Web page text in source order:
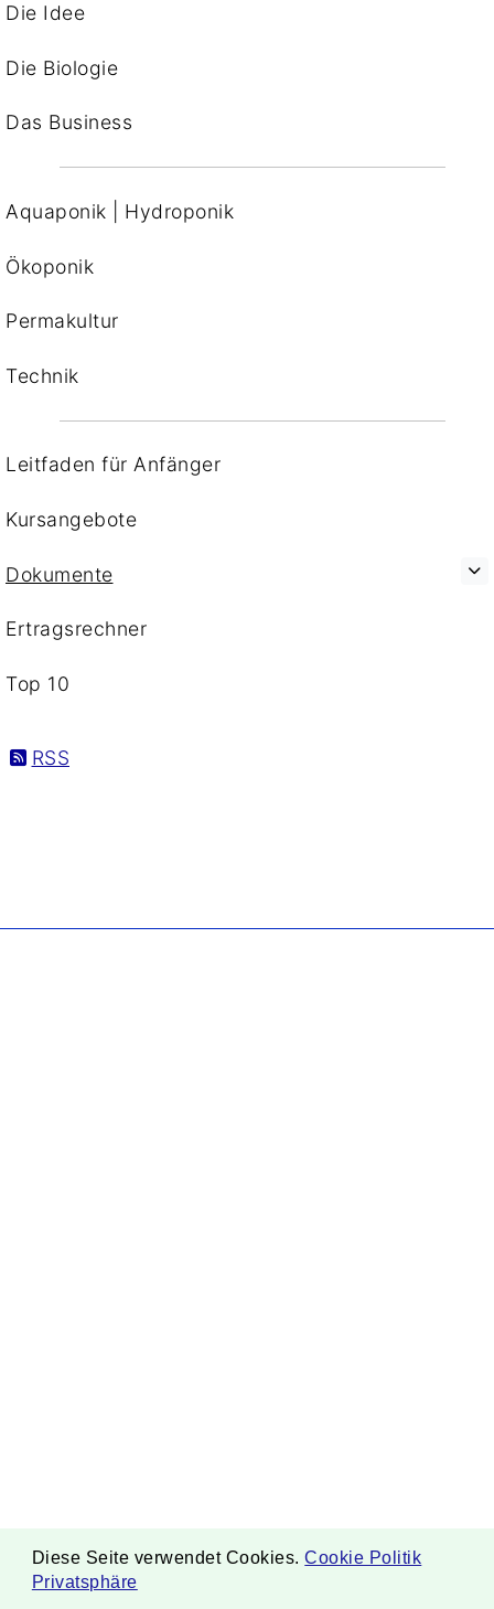
Diese Seite verwendet Cookies. Cookie Politik
Privatsphäre
Die Idee
Die Biologie
Das Business
Aquaponik | Hydroponik
Ökoponik
Permakultur
Technik
Leitfaden für Anfänger
Kursangebote
Dokumente
Ertragsrechner
Top 10
RSS